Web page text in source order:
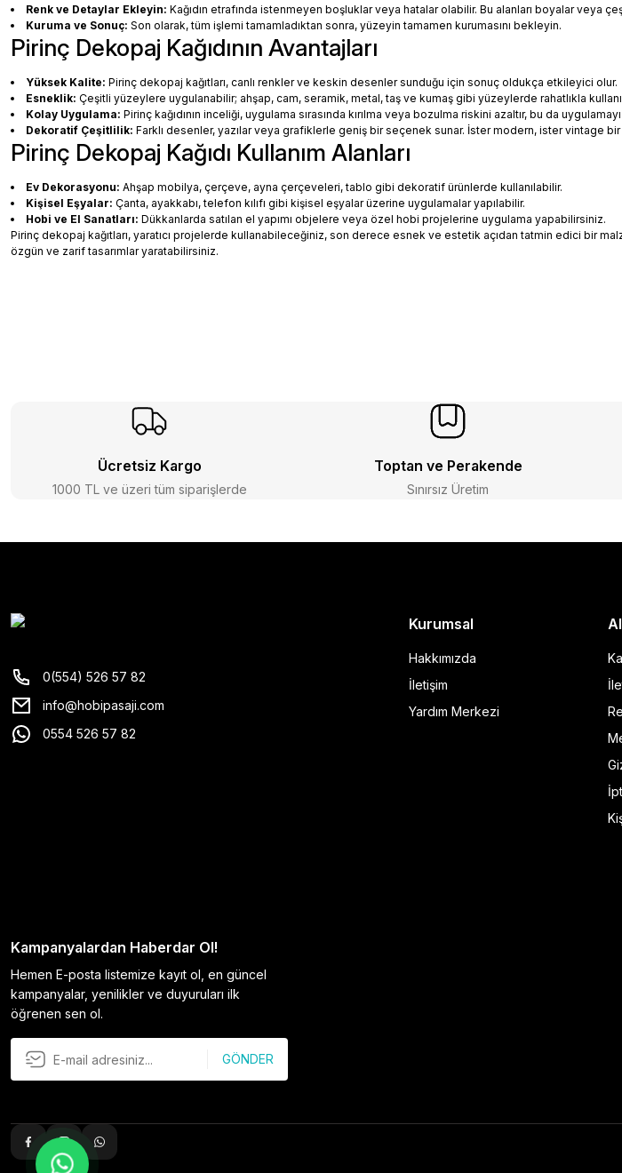
Renk ve Detaylar Ekleyin: Kağıdın etrafında istenmeyen boşluklar veya hatalar olabilir. Bu alanları boyalar veya
Kuruma ve Sonuç: Son olarak, tüm işlemi tamamladıktan sonra, yüzeyin tamamen kurumasını bekleyin.
Pirinç Dekopaj Kağıdının Avantajları
Yüksek Kalite: Pirinç dekopaj kağıtları, canlı renkler ve keskin desenler sunduğu için sonuç oldukça etkileyici olur.
Esneklik: Çeşitli yüzeylere uygulanabilir; ahşap, cam, seramik, metal, taş ve kumaş gibi yüzeylerde rahatlıkla
Kolay Uygulama: Pirinç kağıdının inceliği, uygulama sırasında kırılma veya bozulma riskini azaltır, bu da
Dekoratif Çeşitlilik: Farklı desenler, yazılar veya grafiklerle geniş bir seçenek sunar. İster modern, ister vintage
Pirinç Dekopaj Kağıdı Kullanım Alanları
Ev Dekorasyonu: Ahşap mobilya, çerçeve, ayna çerçeveleri, tablo gibi dekoratif ürünlerde kullanılabilir.
Kişisel Eşyalar: Çanta, ayakkabı, telefon kılıfı gibi kişisel eşyalar üzerine uygulamalar yapılabilir.
Hobi ve El Sanatları: Dükkanlarda satılan el yapımı objelere veya özel hobi projelerine uygulama yapabilirsiniz.
Pirinç dekopaj kağıtları, yaratıcı projelerde kullanabileceğiniz, son derece esnek ve estetik açıdan tatmin edici bir
özgün ve zarif tasarımlar yaratabilirsiniz.
Ücretsiz Kargo
1000 TL ve üzeri tüm siparişlerde
Toptan ve Perakende
Sınırsız Üretim
0(554) 526 57 82
info@hobipasaji.com
0554 526 57 82
Kurumsal
Hakkımızda
İletişim
Yardım Merkezi
Kampanyalardan Haberdar Ol!
Hemen E-posta listemize kayıt ol, en güncel
kampanyalar, yenilikler ve duyuruları ilk
öğrenen sen ol.
GÖNDER